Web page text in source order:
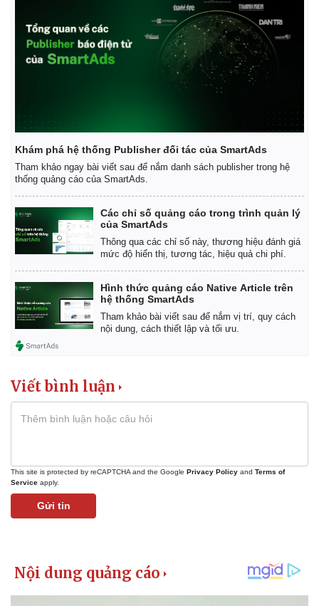
Kinh tế
Khám phá hệ thống Publisher đối tác của SmartAds
Tham khảo ngay bài viết sau để nắm danh sách publisher trong hệ
thống quảng cáo của SmartAds.
Các chỉ số quảng cáo trong trình quản lý
của SmartAds
Thông qua các chỉ số này, thương hiệu đánh giá
mức độ hiển thị, tương tác, hiệu quả chi phí.
Hình thức quảng cáo Native Article trên
hệ thống SmartAds
Tham khảo bài viết sau để nắm vị trí, quy cách
nội dung, cách thiết lập và tối ưu.
Viết bình luận
This site is protected by reCAPTCHA and the Google Privacy Policy and Terms of
Service apply.
Gửi tin